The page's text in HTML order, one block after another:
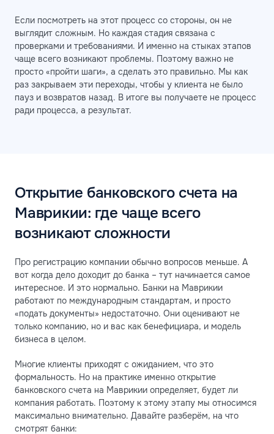
Если посмотреть на этот процесс со стороны, он не
выглядит сложным. Но каждая стадия связана с
проверками и требованиями. И именно на стыках этапов
чаще всего возникают проблемы. Поэтому важно не
просто «пройти шаги», а сделать это правильно. Мы как
раз закрываем эти переходы, чтобы у клиента не было
пауз и возвратов назад. В итоге вы получаете не процесс
ради процесса, а результат.
Открытие банковского счета на
Маврикии: где чаще всего
возникают сложности
Про регистрацию компании обычно вопросов меньше. А
вот когда дело доходит до банка – тут начинается самое
интересное. И это нормально. Банки на Маврикии
работают по международным стандартам, и просто
«подать документы» недостаточно. Они оценивают не
только компанию, но и вас как бенефициара, и модель
бизнеса в целом.
Многие клиенты приходят с ожиданием, что это
формальность. Но на практике именно открытие
банковского счета на Маврикии определяет, будет ли
компания работать. Поэтому к этому этапу мы относимся
максимально внимательно. Давайте разберём, на что
смотрят банки: